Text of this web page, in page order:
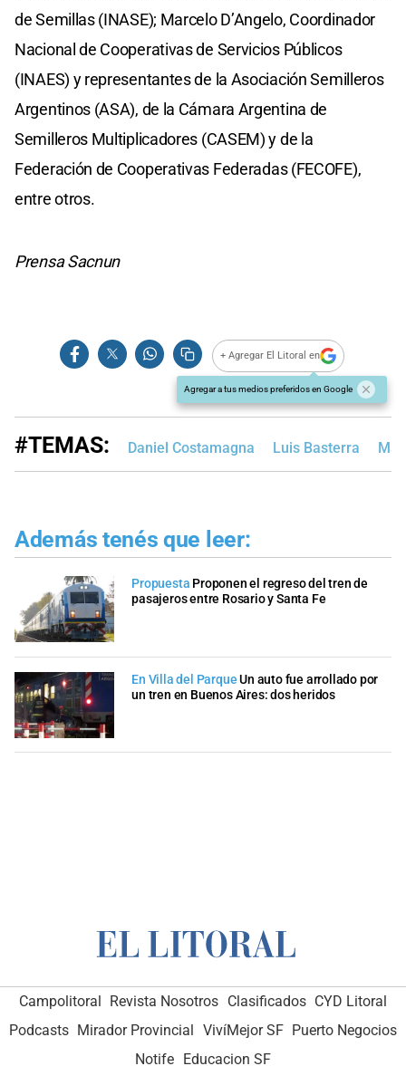
de Semillas (INASE); Marcelo D’Angelo, Coordinador
Nacional de Cooperativas de Servicios Públicos
(INAES) y representantes de la Asociación Semilleros
Argentinos (ASA), de la Cámara Argentina de
Semilleros Multiplicadores (CASEM) y de la
Federación de Cooperativas Federadas (FECOFE),
entre otros.
Prensa Sacnun
+ Agregar El Litoral en
Agregar a tus medios preferidos en Google
#TEMAS: Daniel Costamagna Luis Basterra
Además tenés que leer:
Propuesta Proponen el regreso del tren de
pasajeros entre Rosario y Santa Fe
En Villa del ParqueUn auto fue arrollado por
un tren en Buenos Aires: dos heridos
Campolitoral Revista Nosotros Clasificados CYD Litoral
Podcasts Mirador Provincial VivíMejor SF Puerto Negocios
Notife Educacion SF